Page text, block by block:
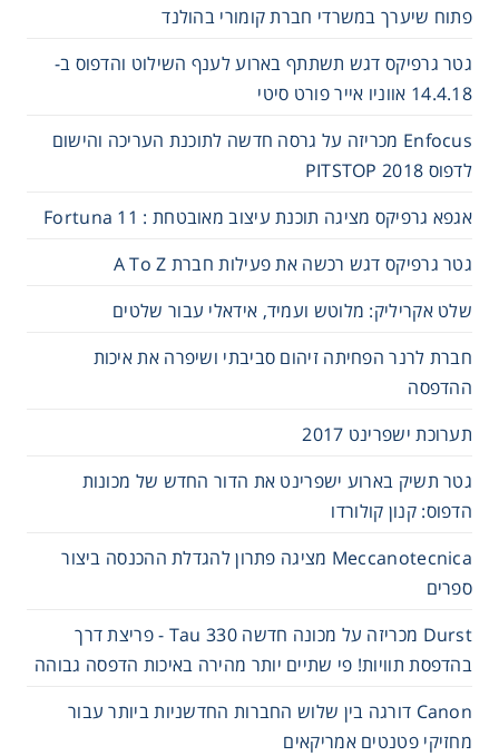
פתוח שיערך במשרדי חברת קומורי בהולנד
גטר גרפיקס דגש תשתתף בארוע לענף השילוט והדפוס ב-
14.4.18 אווניו אייר פורט סיטי
Enfocus מכריזה על גרסה חדשה לתוכנת העריכה והישום
לדפוס 2018 PITSTOP
אגפא גרפיקס מציגה תוכנת עיצוב מאובטחת : Fortuna 11
גטר גרפיקס דגש רכשה את פעילות חברת A To Z
שלט אקריליק: מלוטש ועמיד, אידאלי עבור שלטים
חברת לרנר הפחיתה זיהום סביבתי ושיפרה את איכות
ההדפסה
תערוכת ישפרינט 2017
גטר תשיק בארוע ישפרינט את הדור החדש של מכונות
הדפוס: קנון קולורדו
Meccanotecnica מציגה פתרון להגדלת ההכנסה ביצור
ספרים
Durst מכריזה על מכונה חדשה Tau 330 - פריצת דרך
בהדפסת תוויות! פי שתיים יותר מהירה באיכות הדפסה גבוהה
Canon דורגה בין שלוש החברות החדשניות ביותר עבור
מחזיקי פטנטים אמריקאים